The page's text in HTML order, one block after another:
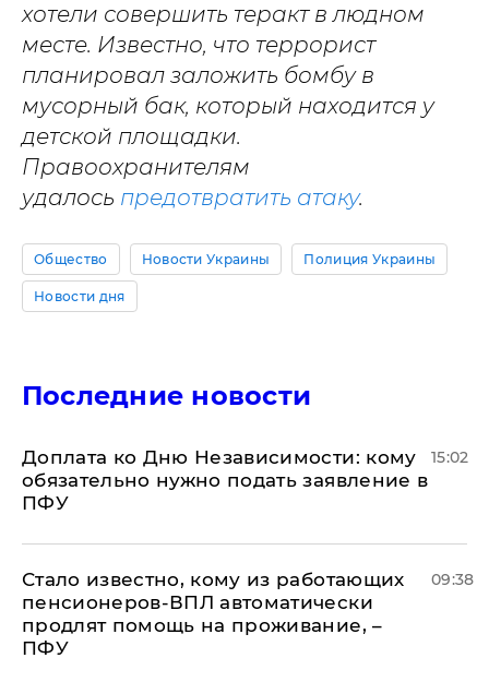
хотели совершить теракт в людном
месте. Известно, что террорист
планировал заложить бомбу в
мусорный бак, который находится у
детской площадки.
Правоохранителям
удалось предотвратить атаку.
Общество Новости Украины Полиция Украины
Новости дня
Последние новости
Доплата ко Дню Независимости: кому
обязательно нужно подать заявление в
ПФУ
15:02
Стало известно, кому из работающих
пенсионеров-ВПЛ автоматически
продлят помощь на проживание, –
ПФУ
09:38